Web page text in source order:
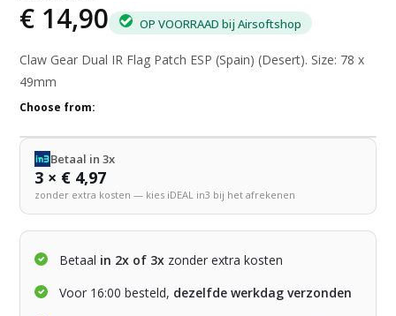
€ 14,90 OP VOORRAAD bij Airsoftshop
Claw Gear Dual IR Flag Patch ESP (Spain) (Desert). Size: 78 x
49mm
Choose from:
Betaal in 3x
3 × € 4,97
zonder extra kosten — kies iDEAL in3 bij het afrekenen
Betaal in 2x of 3x zonder extra kosten
Voor 16:00 besteld, dezelfde werkdag verzonden